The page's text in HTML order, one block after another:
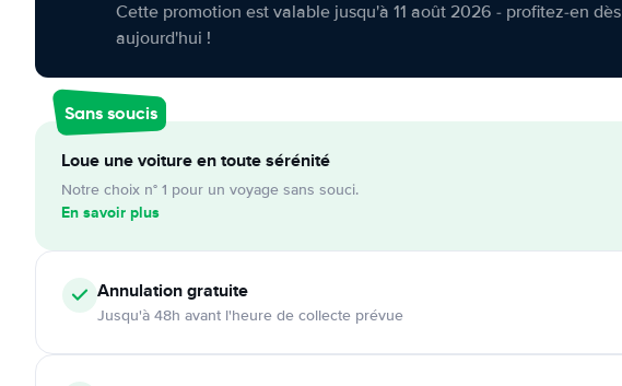
Cette promotion est valable jusqu'à 11 août 2026 - profitez-en dès
aujourd'hui !
Sans soucis
Loue une voiture en toute sérénité
Notre choix n° 1 pour un voyage sans souci.
En savoir plus
Annulationgratuite
Jusqu'à 48h avant l'heure de collecte prévue